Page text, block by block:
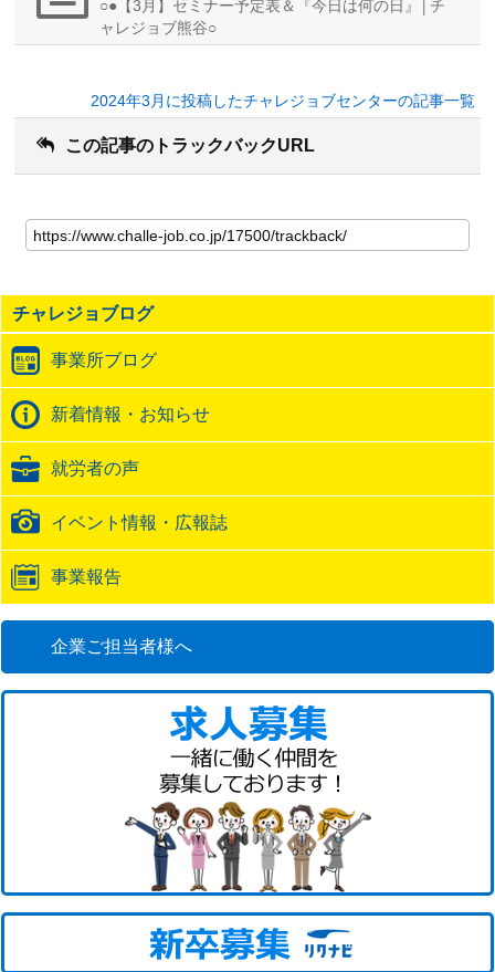
○●【3月】セミナー予定表＆『今日は何の日』│チ
ャレジョブ熊谷○
2024年3月に投稿したチャレジョブセンターの記事一覧
この記事のトラックバックURL
の
記
の
ト
ッ
ク
バ
ッ
URL
チャレジョブログ
事業所ブログ
新着情報・お知らせ
就労者の声
イベント情報・広報誌
事業報告
企業ご担当者様へ